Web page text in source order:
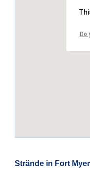
Do
Strände in Fort